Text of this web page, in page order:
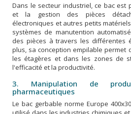
Dans le secteur industriel, ce bac est
et la gestion des pièces
électroniques et autres petits
systèmes de manutention
des pièces à travers les différentes
plus, sa conception empilable permet
les étagères et dans les zones de
l'efficacité et la productivité.
3. Manipulation de
pharmaceutiques
Le bac gerbable norme Europe